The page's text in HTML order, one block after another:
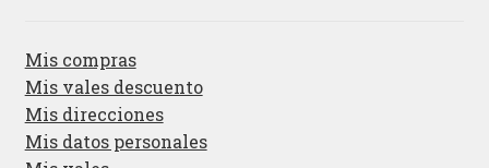
Mis compras
Mis vales descuento
Mis direcciones
Mis datos personales